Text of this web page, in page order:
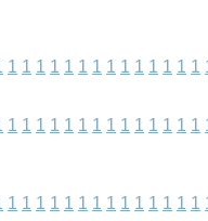
1 1 1 1 1 1 1 1 1 1 1 1 1 1
1 1 1 1 1 1 1 1 1 1 1 1 1 1
1 1 1 1 1 1 1 1 1 1 1 1 1 1